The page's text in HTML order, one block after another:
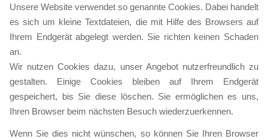
Unsere Website verwendet so genannte Cookies. Dabei handelt
es sich um kleine Textdateien, die mit Hilfe des Browsers auf
Ihrem Endgerät abgelegt werden. Sie richten keinen Schaden
an.
Wir nutzen Cookies dazu, unser Angebot nutzerfreundlich zu
gestalten. Einige Cookies bleiben auf Ihrem Endgerät
gespeichert, bis Sie diese löschen. Sie ermöglichen es uns,
Ihren Browser beim nächsten Besuch wiederzuerkennen.
Wenn Sie dies nicht wünschen, so können Sie Ihren Browser